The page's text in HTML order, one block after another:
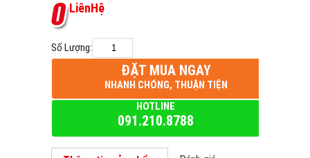
LiênHệ
Số Lượng:
ĐẶT MUA NGAY
NHANH CHÓNG, THUẬN TIỆN
HOTLINE
091.210.8788